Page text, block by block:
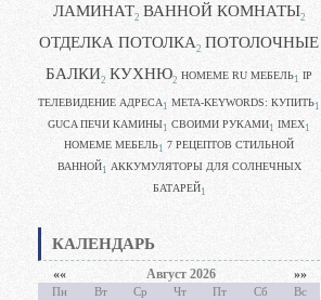
ЛАМИНАТ2 ВАННОЙ КОМНАТЫ2
ОТДЕЛКА ПОТОЛКА2 ПОТОЛОЧНЫЕ
БАЛКИ2 КУХНЮ2 HOMEME RU МЕБЕЛЬ1 IP
ТЕЛЕВИДЕНИЕ АДРЕСА 1 META-KEYWORDS: КУПИТЬ1
GUCA ПЕЧИ КАМИНЫ1 CВОИМИ РУКАМИ1 IMEX1
HOMEME МЕБЕЛЬ1 7 РЕЦЕПТОВ СТИЛЬНОЙ
ВАННОЙ1 АККУМУЛЯТОРЫ ДЛЯ СОЛНЕЧНЫХ
БАТАРЕЙ1
КАЛЕНДАРЬ
«« Август 2026 »»
Пн Вт Ср Чт Пт Сб
Вс